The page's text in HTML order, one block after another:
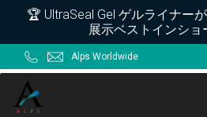
primary
navigation
main
content
footer
🏆 UltraSeal Gel ゲルライナー
展示ベストインショ
Alps Worldwide
ALPS